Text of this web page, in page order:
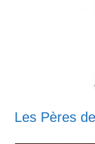
Les Pères